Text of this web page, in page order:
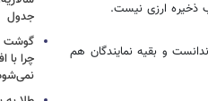
ذخیره ارزی نیست.
و بقیه نمایندگان هم
جدول